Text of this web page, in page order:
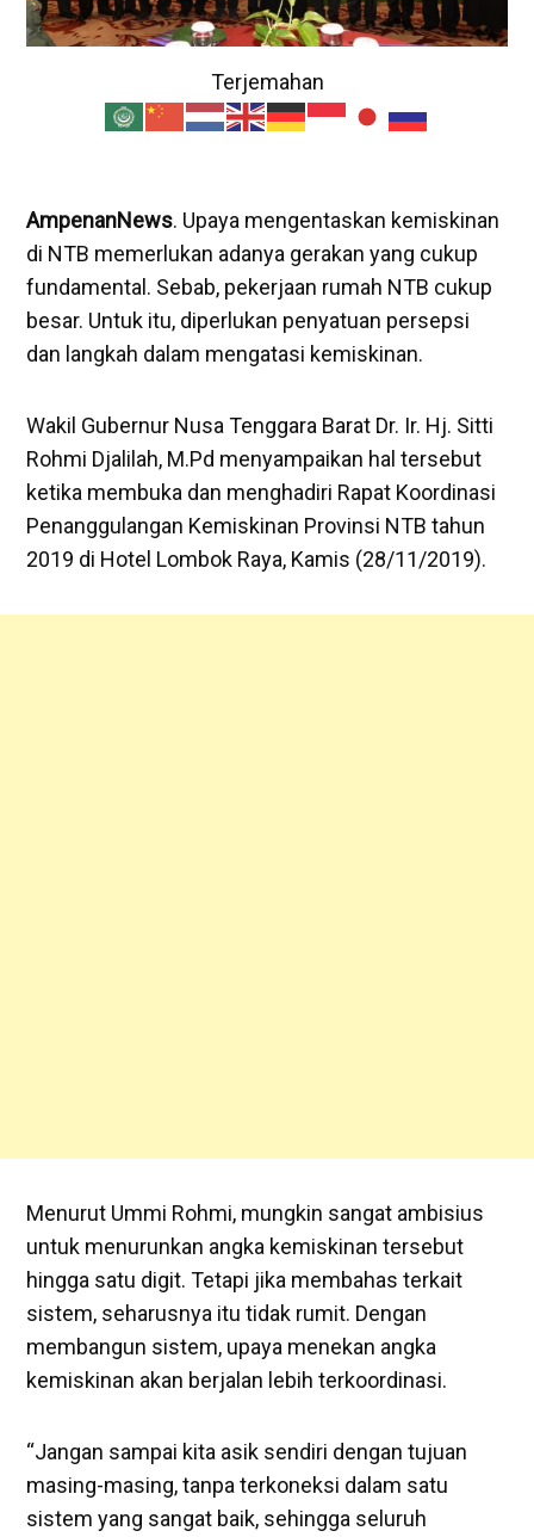
Terjemahan
AmpenanNews. Upaya mengentaskan kemiskinan
di NTB memerlukan adanya gerakan yang cukup
fundamental. Sebab, pekerjaan rumah NTB cukup
besar. Untuk itu, diperlukan penyatuan persepsi
dan langkah dalam mengatasi kemiskinan.
Wakil Gubernur Nusa Tenggara Barat Dr. Ir. Hj. Sitti
Rohmi Djalilah, M.Pd menyampaikan hal tersebut
ketika membuka dan menghadiri Rapat Koordinasi
Penanggulangan Kemiskinan Provinsi NTB tahun
2019 di Hotel Lombok Raya, Kamis (28/11/2019).
Menurut Ummi Rohmi, mungkin sangat ambisius
untuk menurunkan angka kemiskinan tersebut
hingga satu digit. Tetapi jika membahas terkait
sistem, seharusnya itu tidak rumit. Dengan
membangun sistem, upaya menekan angka
kemiskinan akan berjalan lebih terkoordinasi.
“Jangan sampai kita asik sendiri dengan tujuan
masing-masing, tanpa terkoneksi dalam satu
sistem yang sangat baik, sehingga seluruh